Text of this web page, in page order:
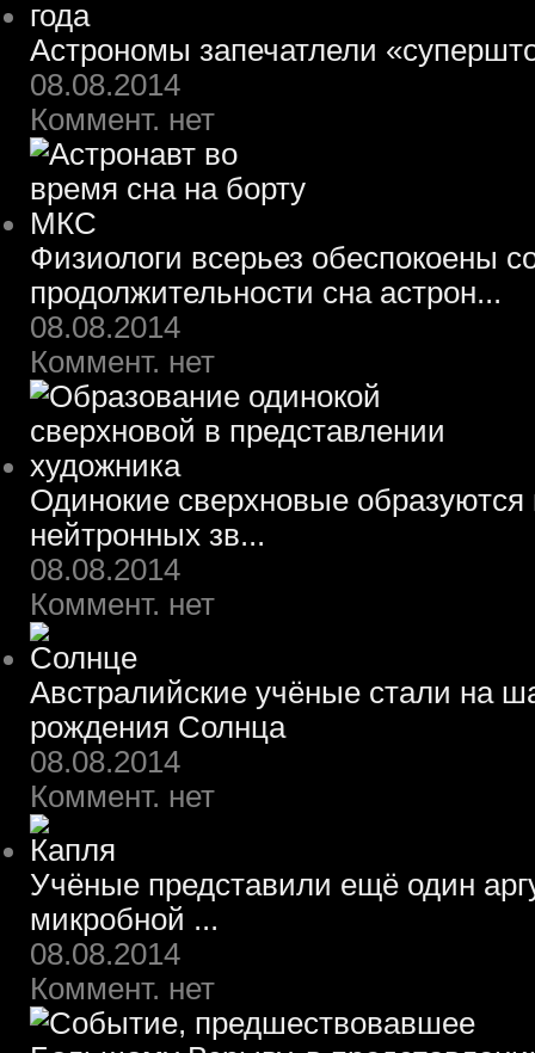
Астрономы запечатлели
08.08.2014
Коммент. нет
Физиологи всерьез обеспокоены
продолжительности сна астрон...
08.08.2014
Коммент. нет
Одинокие сверхновые образуются
нейтронных зв...
08.08.2014
Коммент. нет
Австралийские учёные стали на
рождения Солнца
08.08.2014
Коммент. нет
Учёные представили ещё один
микробной ...
08.08.2014
Коммент. нет